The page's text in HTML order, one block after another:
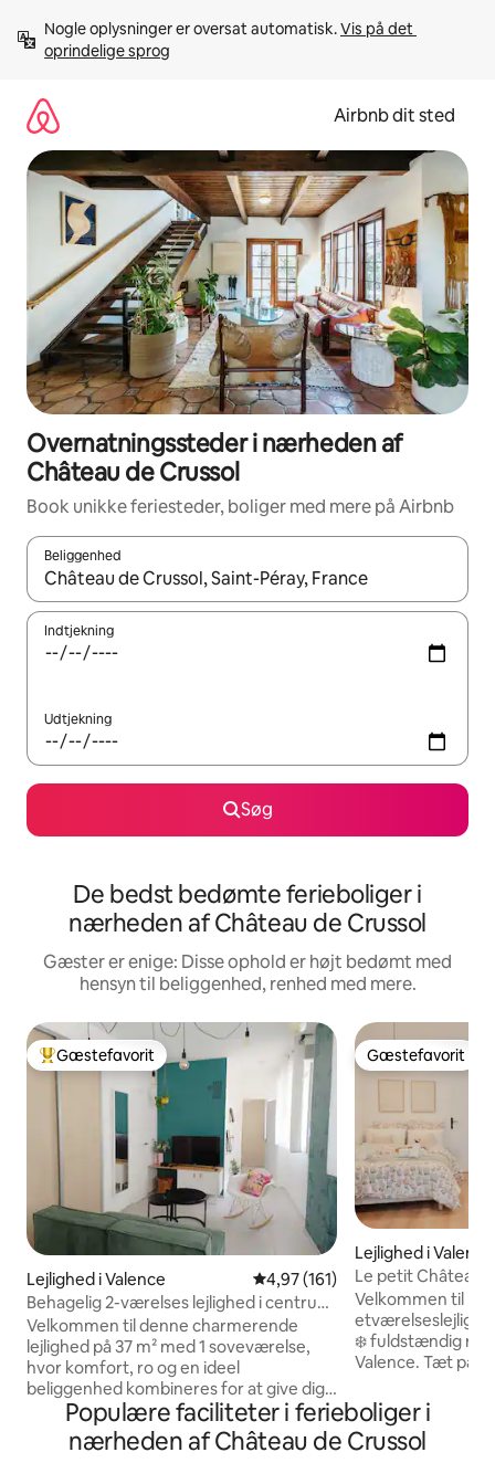
videre
Nogle oplysninger er oversat automatisk. Vis på det
oprindelige sprog
Airbnb dit sted
Overnatningssteder i nærheden af
Château de Crussol
Book unikke feriesteder, boliger med mere på Airbnb
Beliggenhed
Når resultaterne er tilgængelige, skal du navigere med
Indtjekning
Udtjekning
Søg
De bedst bedømte ferieboliger i
nærheden af Château de Crussol
Gæster er enige: Disse ophold er højt bedømt med
hensyn til beliggenhed, renhed med mere.
Bedste gæstefavorit
Gæstefavorit
Lejlighed i Valence 4,97 ud af 5 i gennemsnitlig
4,97 (161)
Behagelig 2-værelses lejlighed i centrum
med privat parkering
Velkommen til denne charmerende
lejlighed på 37 m² med 1 soveværelse,
hvor komfort, ro og en ideel
beliggenhed kombineres for at give dig
et meget behageligt ophold. Lejligheden
ligger i Valence' centrum på en stille
gade, og du kan nå alt til fods:
Gæstefavorit
Gæstefavorit
Lejlighed i Valence
Le petit
Velkommen til Le
etværelseslejlighed ❄️ med
❄️ fuldstændig
Valence. Tæt på butikker, restauranter
indgang direkte
ankomsten er
Komfortabel
Populære faciliteter i ferieboliger i
nærheden af Château de Crussol